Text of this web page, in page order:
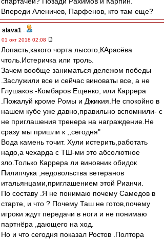
Впереди Аленичев, Парфенов, кто там еще?
slava1 -
01 окт 2018 02:08
Лопасть,какого чорта лысого,КАрасёва
чтоль.Истеричка или троль.
Зачем вообще заниматься дележом победы
.Заслужили все и сейчас виноваты все, а не
Глушаков -Комбаров Ещенко, или Каррера
.Пожалуй кроме Рoмы и Джикия.Не спокойно в
нашем кубе уже давно,правильно вспомнили- с
не приглашения тренера на награждение.Не
сразу мы пришли к ,,сегодня"
Вода камень точит. Хули истерить,работать
надо,а чехарда с ТШ-ми это абсолютное
зло.Только Каррера ли виновник обидок
Пилипчука ,недовольства ветеранов
итальянцами,приглашением этой Рианчи.
По составу .Я не понимаю почему Самедов в
старте, и что ? Почему Таш не готов,почему
игроки ждут передачи в ноги и не понимаю
партнёра ,дающего на ход.
Но и что сегодня показал Ростов .Полтора